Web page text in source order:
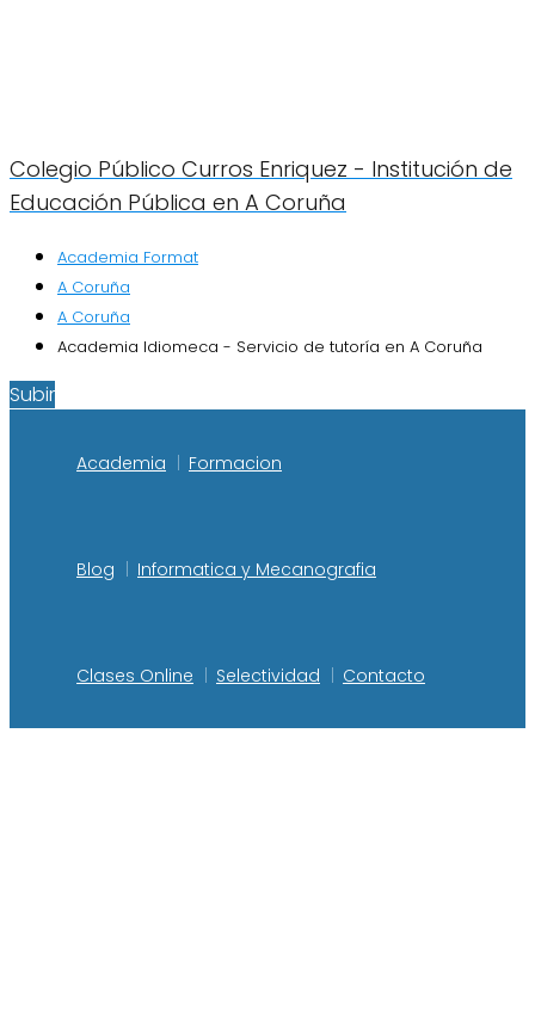
Colegio Público Curros Enriquez - Institución de
Educación Pública en A Coruña
Academia Format
A Coruña
A Coruña
Academia Idiomeca - Servicio de tutoría en A Coruña
Subir
Academia Formacion
Blog Informatica y Mecanografia
Clases Online Selectividad Contacto